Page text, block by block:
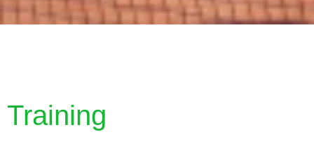
Training